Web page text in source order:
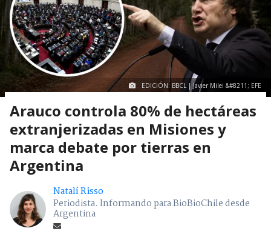
EDICIÓN: BBCL | Javier Milei &#8211; EFE
Arauco controla 80% de hectáreas
extranjerizadas en Misiones y
marca debate por tierras en
Argentina
Natalí Risso
Periodista. Informando para BioBioChile desde
Argentina